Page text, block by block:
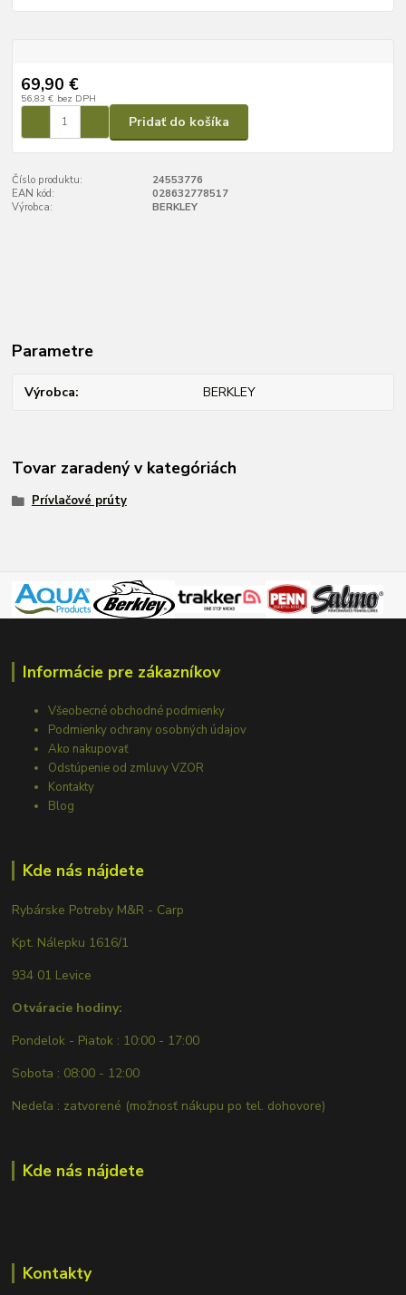
69,90 €
56,83 € bez DPH
Pridať do košíka
Číslo produktu:
24553776
EAN kód:
028632778517
Výrobca:
BERKLEY
Parametre
Výrobca BERKLEY
Tovar zaradený v kategóriách
Prívlačové prúty
Informácie pre zákazníkov
Všeobecné obchodné podmienky
Podmienky ochrany osobných údajov
Ako nakupovať
Odstúpenie od zmluvy VZOR
Kontakty
Blog
Kde nás nájdete
Rybárske Potreby M&R - Carp
Kpt. Nálepku 1616/1
934 01 Levice
Otváracie hodiny:
Pondelok - Piatok : 10:00 - 17:00
Sobota : 08:00 - 12:00
Nedeľa : zatvorené (možnosť nákupu po tel. dohovore)
Kde nás nájdete
Kontakty